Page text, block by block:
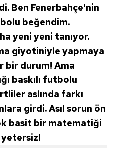
Ben Fenerbahçe'nin
beğendim.
yeni yeni tanıyor.
giyotiniyle yapmaya
bir durum! Ama
baskılı futbolu
aslında farkı
girdi. Asıl sorun ön
basit bir matematiği